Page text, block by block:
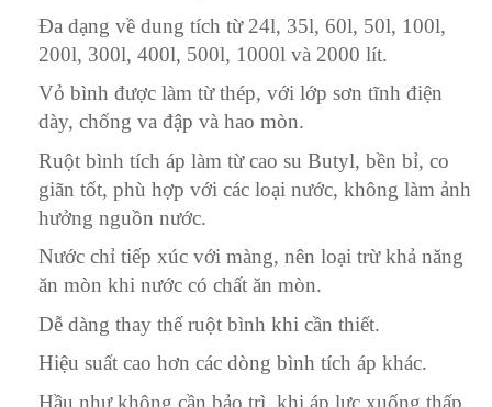
Đa dạng về dung tích từ 24l, 35l, 60l, 50l, 100l,
200l, 300l, 400l, 500l, 1000l và 2000 lít.
Vỏ bình được làm từ thép, với lớp sơn tĩnh điện
dày, chống va đập và hao mòn.
Ruột bình tích áp làm từ cao su Butyl, bền bỉ, co
giãn tốt, phù hợp với các loại nước, không làm ảnh
hưởng nguồn nước.
Nước chỉ tiếp xúc với màng, nên loại trừ khả năng
ăn mòn khi nước có chất ăn mòn.
Dễ dàng thay thế ruột bình khi cần thiết.
Hiệu suất cao hơn các dòng bình tích áp khác.
Hầu như không cần bảo trì, khi áp lực xuống thấp